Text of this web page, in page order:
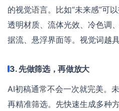
的视觉语言。比如“未来感”可
透明材质、流体光效、冷色调
据流、悬浮界面等。视觉词越
3. 先做筛选，再做放大
AI初稿通常不会一次就完美。
再精准筛选。先快速生成多种